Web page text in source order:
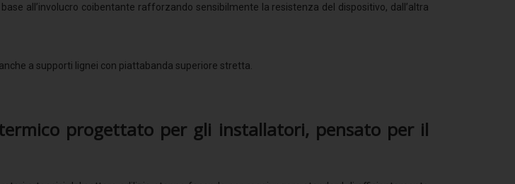
all’involucro coibentante rafforzando sensibilmente la resistenza del dispositivo, dall’altra
a supporti lignei con piattabanda superiore stretta.
progettato per gli installatori, pensato per il